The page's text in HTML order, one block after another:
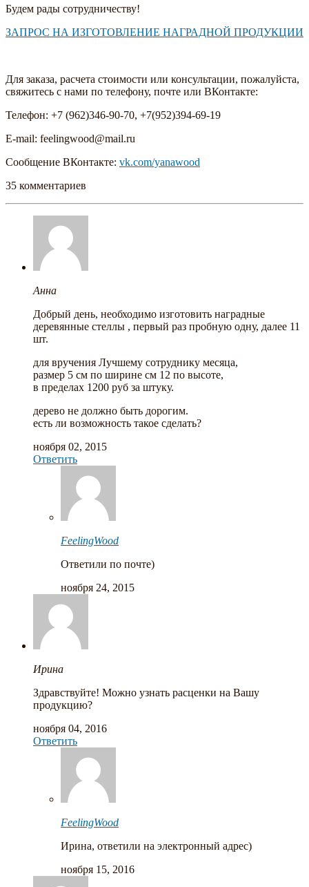
Будем рады сотрудничеству!
ЗАПРОС НА ИЗГОТОВЛЕНИЕ НАГРАДНОЙ ПРОДУКЦИИ
Для заказа, расчета стоимости или консультации, пожалуйста,
свяжитесь с нами по телефону, почте или ВКонтакте:
Телефон: +7 (962)346-90-70, +7(952)394-69-19
E-mail: feelingwood@mail.ru
Сообщение ВКонтакте: vk.com/yanawood
35 комментариев
Анна
Добрый день, необходимо изготовить наградные
деревянные стеллы , первый раз пробную одну, далее 11
шт.
для вручения Лучшему сотруднику месяца,
размер 5 см по ширине см 12 по высоте,
в пределах 1200 руб за штуку.
дерево не должно быть дорогим.
есть ли возможность такое сделать?
ноября 02, 2015
Ответить
FeelingWood
Ответили по почте)
ноября 24, 2015
Ирина
Здравствуйте! Можно узнать расценки на Вашу
продукцию?
ноября 04, 2016
Ответить
FeelingWood
Ирина, ответили на электронный адрес)
ноября 15, 2016